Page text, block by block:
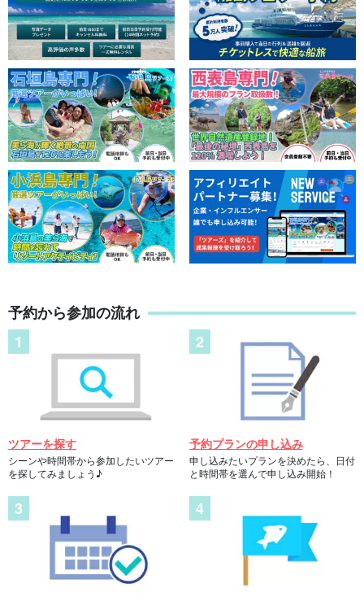
予約から参加の流れ
ツアーを探す
シーンや時間帯から参加したいツアー
を探してみましょう♪
予約プランの申し込み
申し込みたいプランを決めたら、日付
と時間帯を選んで申し込み開始！